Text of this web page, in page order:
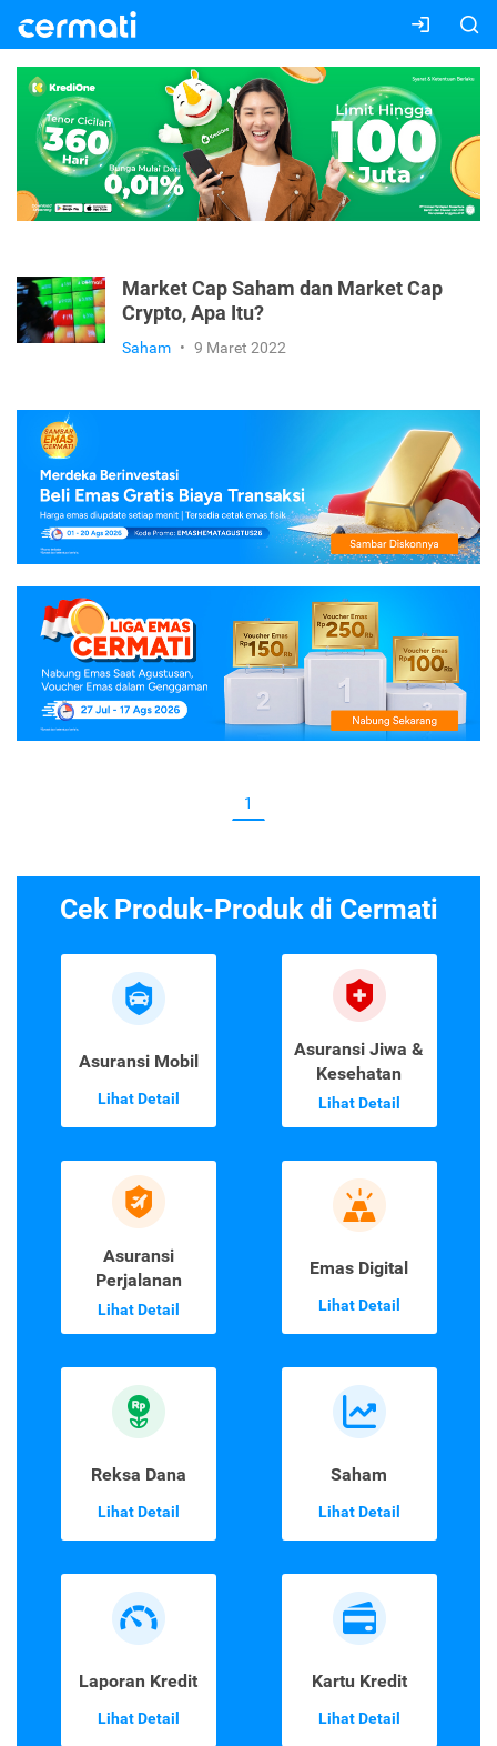
Market Cap Saham dan Market Cap
Crypto, Apa Itu?
Saham • 9 Maret 2022
1
Cek Produk-Produk di Cermati
Asuransi Mobil
Lihat Detail
Asuransi Jiwa &
Kesehatan
Lihat Detail
Asuransi
Perjalanan
Lihat Detail
Emas Digital
Lihat Detail
Reksa Dana
Lihat Detail
Saham
Lihat Detail
Laporan Kredit
Lihat Detail
Kartu Kredit
Lihat Detail